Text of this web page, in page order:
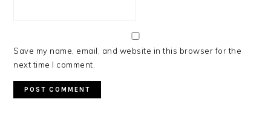
Save my name, email, and website in this browser for the
next time I comment.